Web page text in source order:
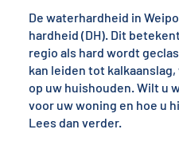
De waterhardheid in
hardheid (DH). Dit
regio als hard wordt
kan leiden tot
op uw huishouden. Wilt u
voor uw woning en hoe u
Lees dan verder.